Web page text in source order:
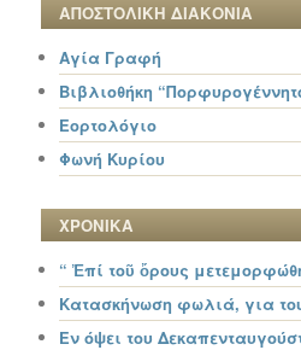
ΑΠΟΣΤΟΛΙΚΗ ΔΙΑΚΟΝΙΑ
Αγία Γραφή
Βιβλιοθήκη
Εορτολόγιο
Φωνή Κυρίου
ΧΡΟΝΙΚΑ
“ Ἐπί τοῦ ὄρους
Κατασκήνωση φωλιά, για
Εν όψει του